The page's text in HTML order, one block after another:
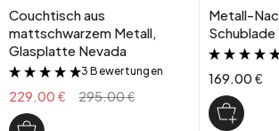
Couchtisch aus
mattschwarzem Metall,
Glasplatte Nevada
&
3 Bewertungen
229.00 € 295.00 €
Metall-
Schublade
169.00 €